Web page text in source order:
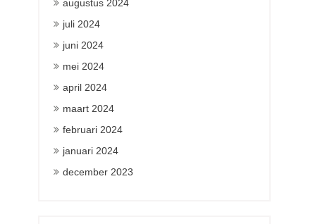
augustus 2024
juli 2024
juni 2024
mei 2024
april 2024
maart 2024
februari 2024
januari 2024
december 2023